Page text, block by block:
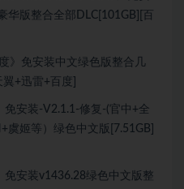
华版整合全部DLC[101GB][百
》免安装中文绿色版整合几
+迅雷+百度]
免安装-V2.1.1-修复-(官中+全
虞姬等）绿色中文版[7.51GB]
免安装v1436.28绿色中文版整